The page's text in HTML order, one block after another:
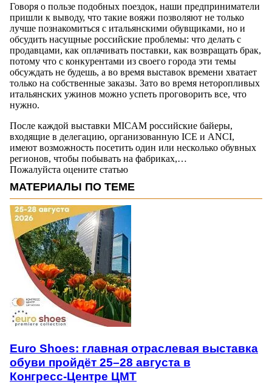
Говоря о пользе подобных поездок, наши предприниматели
пришли к выводу, что такие вояжи позволяют не только
лучше познакомиться с итальянскими обувщиками, но и
обсудить насущные российские проблемы: что делать с
продавцами, как оплачивать поставки, как возвращать брак,
потому что с конкурентами из своего города эти темы
обсуждать не будешь, а во время выставок времени хватает
только на собственные заказы. Зато во время неторопливых
итальянских ужинов можно успеть проговорить все, что
нужно.
После каждой выставки MICAM российские байеры,
входящие в делегацию, организованную ICE и ANCI,
имеют возможность посетить один или несколько обувных
регионов, чтобы побывать на фабриках,…
Пожалуйста оцените статью
МАТЕРИАЛЫ ПО ТЕМЕ
Euro Shoes: главная отраслевая выставка
обуви пройдёт 25–28 августа в
Конгресс‑Центре ЦМТ